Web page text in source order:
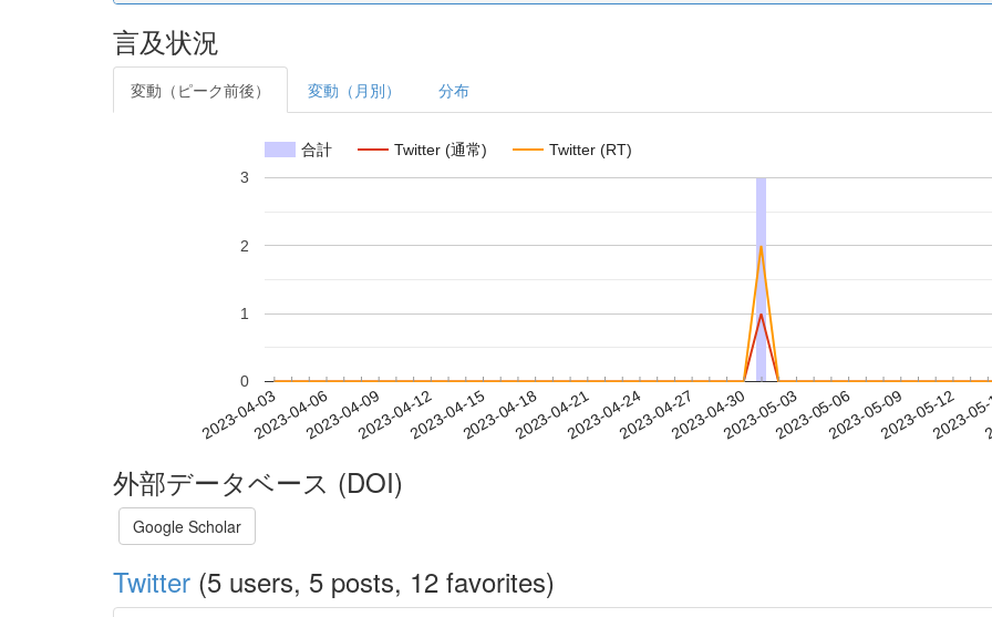
言及状況
変動（ピーク前後） 変動（月別） 分布
合計 Twitter (通常) Twitter (RT)
2023-04-032023-04-062023-04-092023-04-122023-04-152023-04-182023-04-212023-04-242023-04-272023-04-302023-05-032023-05-062023-05-092023-05-12
2023-
0
1
2
3
外部データベース (DOI)
Google Scholar
Twitter (5 users, 5 posts, 12 favorites)